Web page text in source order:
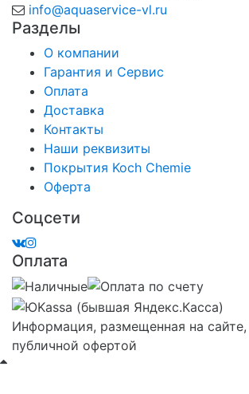
info@aquaservice-vl.ru
Разделы
О компании
Гарантия и Сервис
Оплата
Доставка
Контакты
Наши реквизиты
Покрытия Koch Chemie
Оферта
Соцсети
Оплата
Информация, размещенная на сайте,
публичной офертой